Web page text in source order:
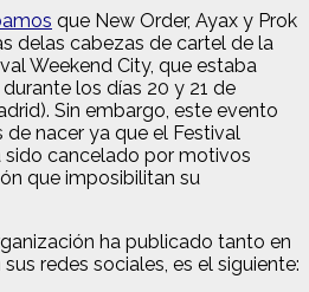
que New Order, Ayax y Prok
delas cabezas de cartel de la
Weekend City, que estaba
los días 20 y 21 de
Sin embargo, este evento
nacer ya que el Festival
sido cancelado por motivos
que imposibilitan su
ha publicado tanto en
redes sociales, es el siguiente: